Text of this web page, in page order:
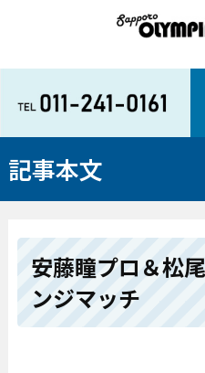
記事本文
安藤瞳プロ＆松
ンジマッチ